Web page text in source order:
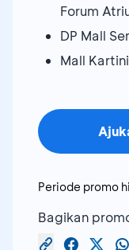
Forum
DP Mall
Mall
Periode promo
Bagikan